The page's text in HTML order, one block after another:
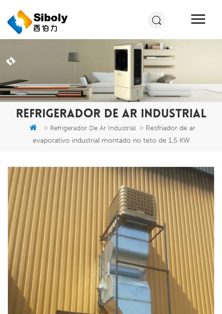
REFRIGERADOR DE AR INDUSTRIAL
Refrigerador De Ar Industrial
Resfriador de ar
evaporativo industrial montado no teto de 1,5 KW